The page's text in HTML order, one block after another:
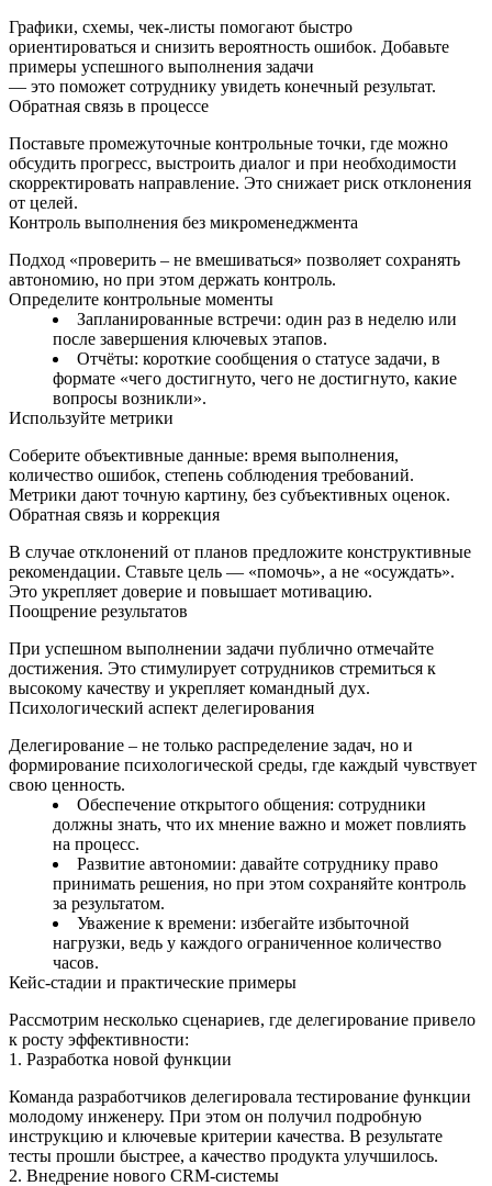
Графики, схемы, чек-листы помогают быстро
ориентироваться и снизить вероятность ошибок. Добавьте
примеры успешного выполнения задачи
— это поможет сотруднику увидеть конечный результат.
Обратная связь в процессе
Поставьте промежуточные контрольные точки, где можно
обсудить прогресс, выстроить диалог и при необходимости
скорректировать направление. Это снижает риск отклонения
от целей.
Контроль выполнения без микроменеджмента
Подход «проверить – не вмешиваться» позволяет сохранять
автономию, но при этом держать контроль.
Определите контрольные моменты
Запланированные встречи: один раз в неделю или
после завершения ключевых этапов.
Отчёты: короткие сообщения о статусе задачи, в
формате «чего достигнуто, чего не достигнуто, какие
вопросы возникли».
Используйте метрики
Соберите объективные данные: время выполнения,
количество ошибок, степень соблюдения требований.
Метрики дают точную картину, без субъективных оценок.
Обратная связь и коррекция
В случае отклонений от планов предложите конструктивные
рекомендации. Ставьте цель — «помочь», а не «осуждать».
Это укрепляет доверие и повышает мотивацию.
Поощрение результатов
При успешном выполнении задачи публично отмечайте
достижения. Это стимулирует сотрудников стремиться к
высокому качеству и укрепляет командный дух.
Психологический аспект делегирования
Делегирование – не только распределение задач, но и
формирование психологической среды, где каждый чувствует
свою ценность.
Обеспечение открытого общения: сотрудники
должны знать, что их мнение важно и может повлиять
на процесс.
Развитие автономии: давайте сотруднику право
принимать решения, но при этом сохраняйте контроль
за результатом.
Уважение к времени: избегайте избыточной
нагрузки, ведь у каждого ограниченное количество
часов.
Кейс‑стадии и практические примеры
Рассмотрим несколько сценариев, где делегирование привело
к росту эффективности:
1. Разработка новой функции
Команда разработчиков делегировала тестирование функции
молодому инженеру. При этом он получил подробную
инструкцию и ключевые критерии качества. В результате
тесты прошли быстрее, а качество продукта улучшилось.
2. Внедрение нового CRM‑системы